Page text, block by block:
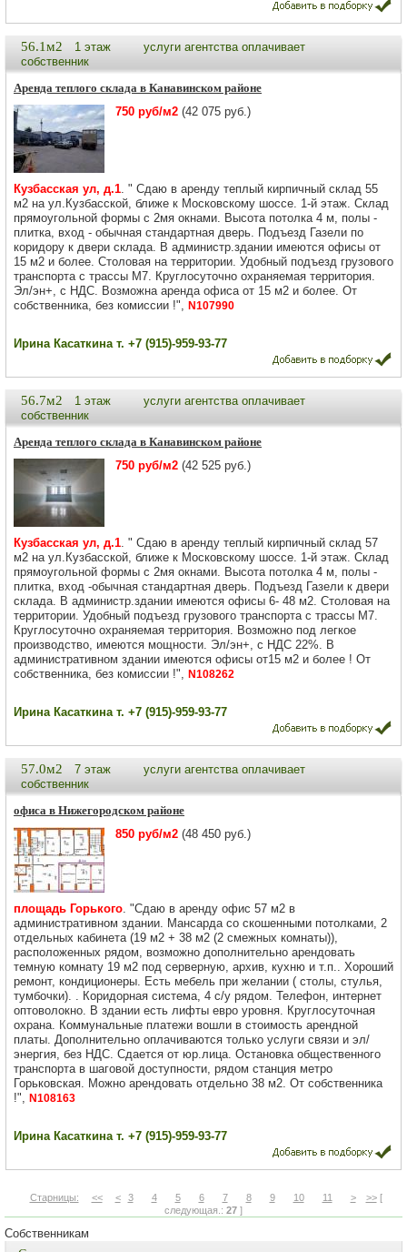
56.1м2 1 этаж
услуги агентства оплачивает
собственник
Аренда теплого склада в Канавинском районе
750 руб/м2 (42 075 руб.)
Кузбасская ул, д.1. " Сдаю в аренду теплый кирпичный склад 55
м2 на ул.Кузбасской, ближе к Московскому шоссе. 1-й этаж. Склад
прямоугольной формы с 2мя окнами. Высота потолка 4 м, полы -
плитка, вход - обычная стандартная дверь. Подъезд Газели по
коридору к двери склада. В администр.здании имеются офисы от
15 м2 и более. Столовая на территории. Удобный подъезд грузового
транспорта с трассы М7. Круглосуточно охраняемая территория.
Эл/эн+, с НДС. Возможна аренда офиса от 15 м2 и более. От
собственника, без комиссии !", N107990
Ирина Касаткина т. +7 (915)-959-93-77
56.7м2 1 этаж
услуги агентства оплачивает
собственник
Аренда теплого склада в Канавинском районе
750 руб/м2 (42 525 руб.)
Кузбасская ул, д.1. " Сдаю в аренду теплый кирпичный склад 57
м2 на ул.Кузбасской, ближе к Московскому шоссе. 1-й этаж. Склад
прямоугольной формы с 2мя окнами. Высота потолка 4 м, полы -
плитка, вход -обычная стандартная дверь. Подъезд Газели к двери
склада. В администр.здании имеются офисы 6- 48 м2. Столовая на
территории. Удобный подъезд грузового транспорта с трассы М7.
Круглосуточно охраняемая территория. Возможно под легкое
производство, имеются мощности. Эл/эн+, с НДС 22%. В
административном здании имеются офисы от15 м2 и более ! От
собственника, без комиссии !", N108262
Ирина Касаткина т. +7 (915)-959-93-77
57.0м2 7 этаж
услуги агентства оплачивает
собственник
офиса в Нижегородском районе
850 руб/м2 (48 450 руб.)
площадь Горького. "Сдаю в аренду офис 57 м2 в
административном здании. Мансарда со скошенными потолками, 2
отдельных кабинета (19 м2 + 38 м2 (2 смежных комнаты)),
расположенных рядом, возможно дополнительно арендовать
темную комнату 19 м2 под серверную, архив, кухню и т.п.. Хороший
ремонт, кондиционеры. Есть мебель при желании ( столы, стулья,
тумбочки). . Коридорная система, 4 с/у рядом. Телефон, интернет
оптоволокно. В здании есть лифты евро уровня. Круглосуточная
охрана. Коммунальные платежи вошли в стоимость арендной
платы. Дополнительно оплачиваются только услуги связи и эл/
энергия, без НДС. Сдается от юр.лица. Остановка общественного
транспорта в шаговой доступности, рядом станция метро
Горьковская. Можно арендовать отдельно 38 м2. От собственника
!", N108163
Ирина Касаткина т. +7 (915)-959-93-77
Старницы: << < 3 4 5 6 7 8 9 10 11 > >>[
следующая.: 27 ]
Собственникам